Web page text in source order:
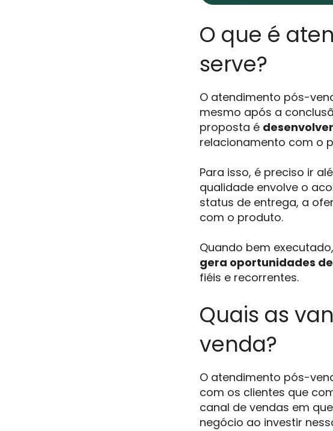
O que é
serve?
O atendimento pós-
mesmo após a
proposta é
relacionamento com o
Para isso, é preciso ir
qualidade envolve o
status de entrega, a
com o produto.
Quando bem
gera oportunidades
fiéis e recorrentes.
Quais as
venda?
O atendimento pós-
com os clientes que
canal de vendas em
negócio ao investir